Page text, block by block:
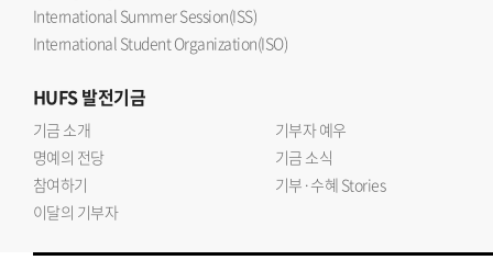
International Summer Session(ISS)
International Student Organization(ISO)
HUFS발전기금
기금 소개
기부자 예우
명예의 전당
기금 소식
참여하기
기부·수혜 Stories
이달의 기부자